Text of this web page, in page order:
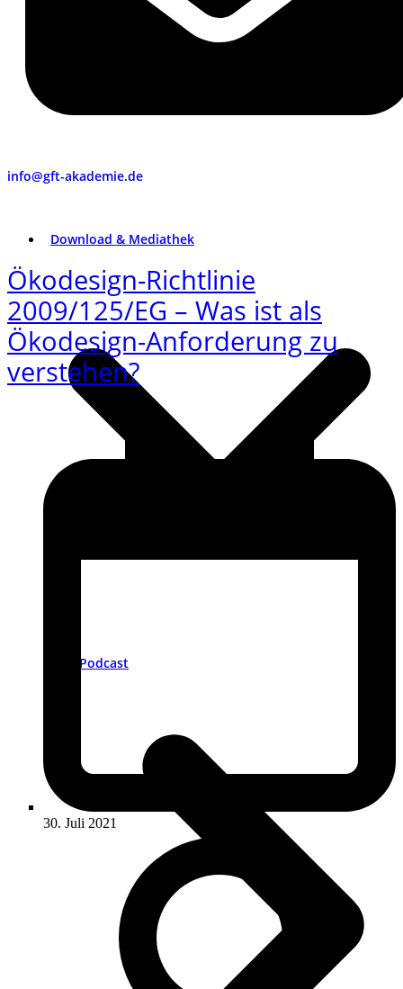
info@gft-akademie.de
Download & Mediathek
Podcast
Ökodesign-Richtlinie
2009/125/EG – Was ist als
Ökodesign-Anforderung zu
verstehen?
30. Juli 2021